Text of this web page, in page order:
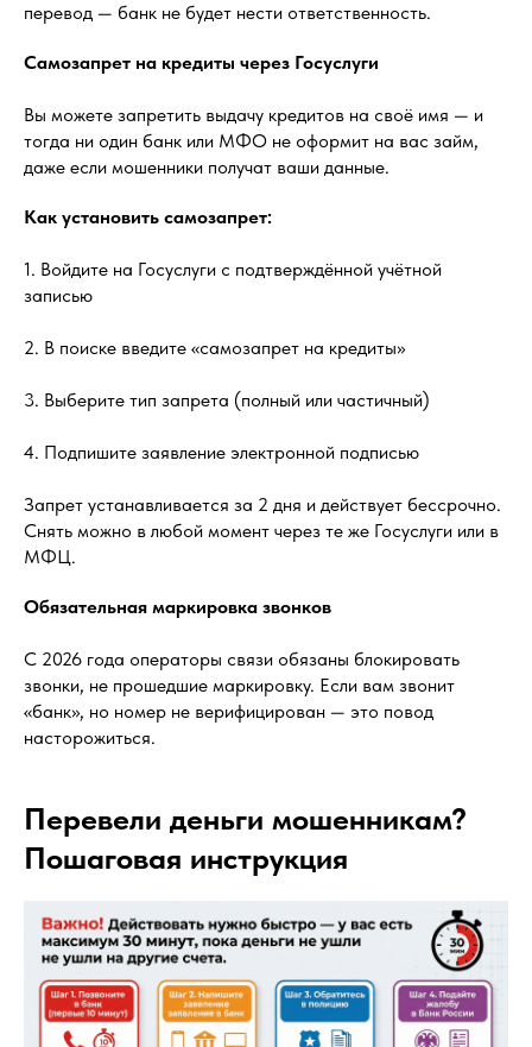
перевод — банк не будет нести ответственность.
Самозапрет на кредиты через Госуслуги
Вы можете запретить выдачу кредитов на своё имя — и
тогда ни один банк или МФО не оформит на вас займ,
даже если мошенники получат ваши данные.
Как установить самозапрет:
1. Войдите на Госуслуги с подтверждённой учётной
записью
2. В поиске введите «самозапрет на кредиты»
3. Выберите тип запрета (полный или частичный)
4. Подпишите заявление электронной подписью
Запрет устанавливается за 2 дня и действует бессрочно.
Снять можно в любой момент через те же Госуслуги или в
МФЦ.
Обязательная маркировка звонков
С 2026 года операторы связи обязаны блокировать
звонки, не прошедшие маркировку. Если вам звонит
«банк», но номер не верифицирован — это повод
насторожиться.
Перевели деньги мошенникам?
Пошаговая инструкция